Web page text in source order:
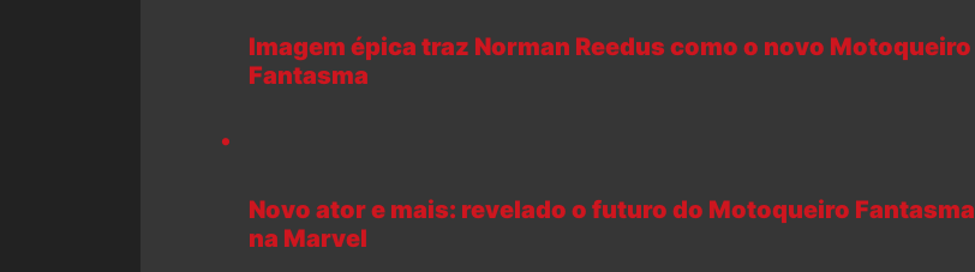
Imagem épica traz Norman Reedus como o novo Motoqueiro
Fantasma
Novo ator e mais: revelado o futuro do Motoqueiro Fantasma
na Marvel